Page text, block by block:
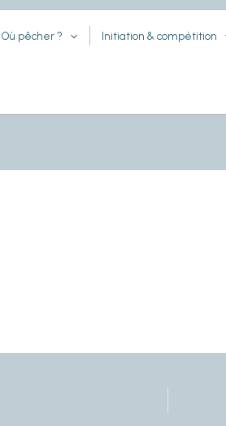
Où pêcher ? Initiation & compétition